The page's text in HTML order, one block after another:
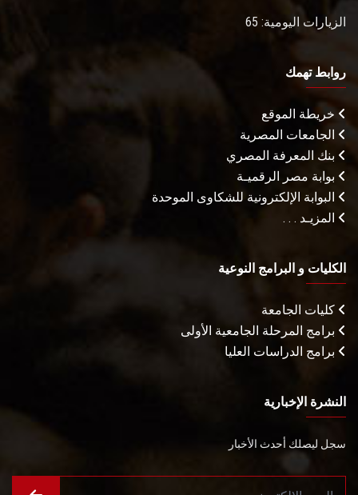
الزيارات اليومية: 65
روابط تهمك
خريطة الموقع
الجامعات المصرية
بنك المعرفة المصري
بوابة مصر الرقميـة
البوابة الإلكترونية للشكاوى الموحدة
المزيـد . . .
الكليات و البرامج النوعية
كليات الجامعة
برامج المرحلة الجامعية الأولى
برامج الدراسات العليا
النشرة الإخبارية
سجل ليصلك أحدث الأخبار